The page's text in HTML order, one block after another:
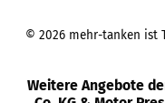
© 2026 mehr-tanken ist
Weitere Angebote